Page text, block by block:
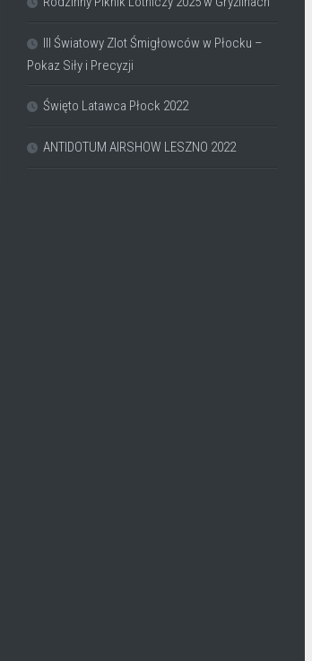
III Światowy Zlot Śmigłowców w Płocku –
Pokaz Siły i Precyzji
Święto Latawca Płock 2022
ANTIDOTUM AIRSHOW LESZNO 2022